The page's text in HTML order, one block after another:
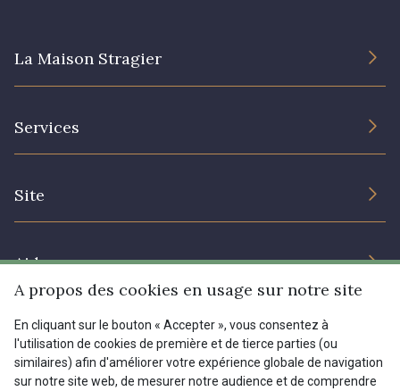
La Maison Stragier
Services
Site
Prix réduits
Aide
Livraison : France, Belgique, International
Retours & réclamations
FAQ - Questions fréquentes
Menu
Tous nos tissus
A propos des cookies en usage sur notre site
En cliquant sur le bouton « Accepter », vous consentez à
l'utilisation de cookies de première et de tierce parties (ou
similaires) afin d'améliorer votre expérience globale de navigation
sur notre site web, de mesurer notre audience et de comprendre